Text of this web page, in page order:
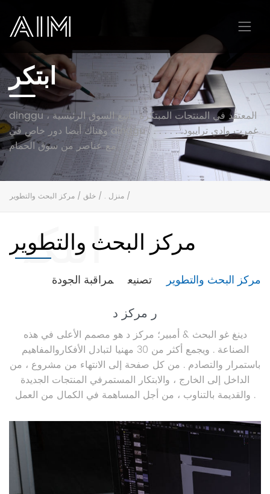
AIM
ابتكر
dinggu المعتقد في المنتجات المبتكرة . اتبع السوق الرئيسية ،
وهناك أيضا دور خاص في dinggu . . . . . . .غمرت وادي ترايبود
مع عناصر من سوق الحمام .
منزل . / خلق / مركز البحث والتطوير /
ابتكر
مركز البحث والتطوير
مركز البحث والتطوير تصنيع مراقبة الجودة
ر مركز د
دينغ غو البحث & أمبير؛ مركز د هو مصمم الأعلى في هذه
الصناعة . ويجمع أكثر من 30 مهنيا لتبادل الأفكاروالمفاهيم
باستمرار والتصادم . من كل صفحة إلى الانتهاء من مشروع ، من
الداخل إلى الخارج ، والابتكار المستمرفي المنتجات الجديدة
والقديمة بالتناوب ، من أجل المساهمة في الكمال من العمل .